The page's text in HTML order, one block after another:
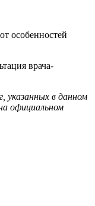
особенностей
врача-
указанных в данном
официальном